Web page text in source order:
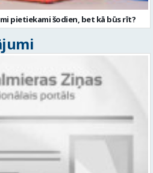
pietiekami šodien, bet kā būs rīt?